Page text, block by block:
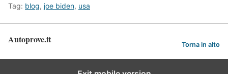
Tag: blog, joe biden, usa
Autoprove.it Torna in alto